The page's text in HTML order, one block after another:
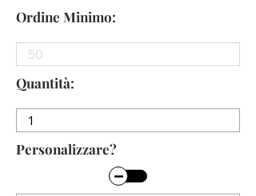
Ordine Minimo:
Quantità:
Personalizzare?